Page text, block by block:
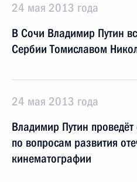
24 мая 2013 года
В Сочи Владимир Путин
Сербии Томиславом
24 мая 2013 года
Владимир Путин
по вопросам развития
кинематографии